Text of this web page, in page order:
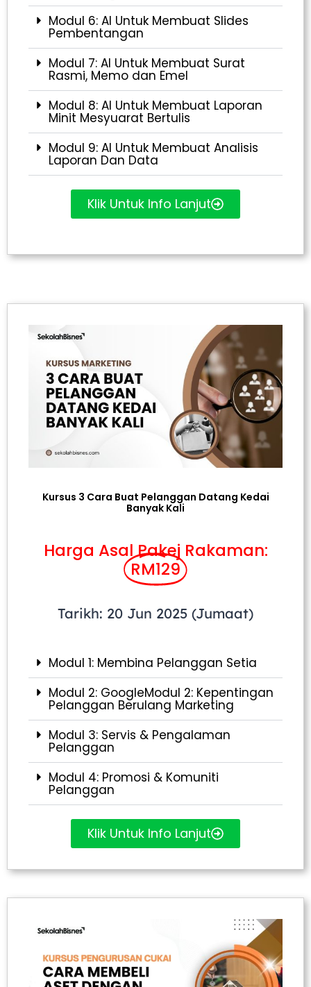
Modul 6: AI Untuk Membuat Slides
Pembentangan
Modul 7: AI Untuk Membuat Surat
Rasmi, Memo dan Emel
Modul 8: AI Untuk Membuat Laporan
Minit Mesyuarat Bertulis
Modul 9: AI Untuk Membuat Analisis
Laporan Dan Data
Klik Untuk Info Lanjut
Kursus 3 Cara Buat Pelanggan Datang Kedai
Banyak Kali
Harga Asal Pakej Rakaman:
RM129
Tarikh: 20 Jun 2025 (Jumaat)
Modul 1: Membina Pelanggan Setia
Modul 2: GoogleModul 2: Kepentingan
Pelanggan Berulang Marketing
Modul 3: Servis & Pengalaman
Pelanggan
Modul 4: Promosi & Komuniti
Pelanggan
Klik Untuk Info Lanjut